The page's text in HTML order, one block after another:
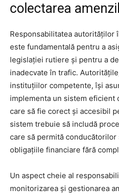
colectarea
Responsabilitatea autorităților
este fundamentală pentru a
legislației rutiere și pentru a
inadecvate în trafic.
instituțiilor competente, își
implementa un sistem eficient
care să fie corect și accesibil
sistem trebuie să includă
care să permită
obligațiile financiare fără
Un aspect cheie al
monitorizarea și gestionarea